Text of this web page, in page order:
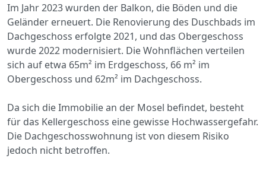
Im Jahr 2023 wurden der Balkon, die Böden und die
Geländer erneuert. Die Renovierung des Duschbads im
Dachgeschoss erfolgte 2021, und das Obergeschoss
wurde 2022 modernisiert. Die Wohnflächen verteilen
sich auf etwa 65m² im Erdgeschoss, 66 m² im
Obergeschoss und 62m² im Dachgeschoss.
Da sich die Immobilie an der Mosel befindet, besteht
für das Kellergeschoss eine gewisse Hochwassergefahr.
Die Dachgeschosswohnung ist von diesem Risiko
jedoch nicht betroffen.